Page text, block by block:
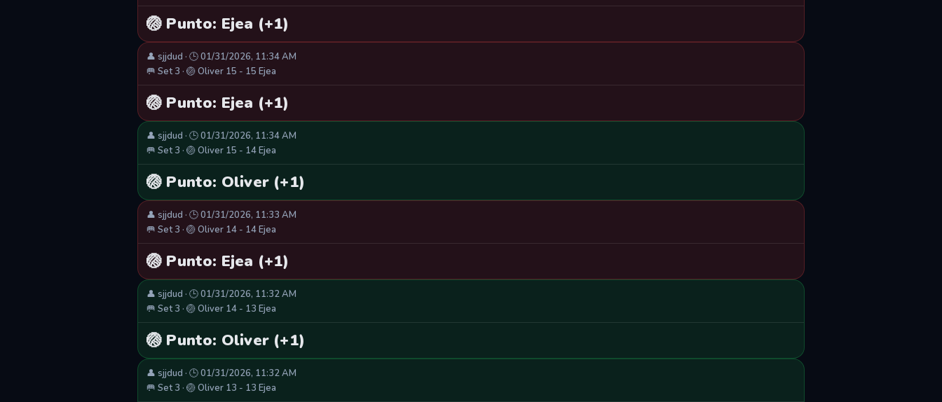
🏐 Punto: Ejea (+1)
👤 sjjdud · 🕒 01/31/2026, 11:34 AM
🥅 Set 3 · 🏐 Oliver 15 - 15 Ejea
🏐 Punto: Ejea (+1)
👤 sjjdud · 🕒 01/31/2026, 11:34 AM
🥅 Set 3 · 🏐 Oliver 15 - 14 Ejea
🏐 Punto: Oliver (+1)
👤 sjjdud · 🕒 01/31/2026, 11:33 AM
🥅 Set 3 · 🏐 Oliver 14 - 14 Ejea
🏐 Punto: Ejea (+1)
👤 sjjdud · 🕒 01/31/2026, 11:32 AM
🥅 Set 3 · 🏐 Oliver 14 - 13 Ejea
🏐 Punto: Oliver (+1)
👤 sjjdud · 🕒 01/31/2026, 11:32 AM
🥅 Set 3 · 🏐 Oliver 13 - 13 Ejea